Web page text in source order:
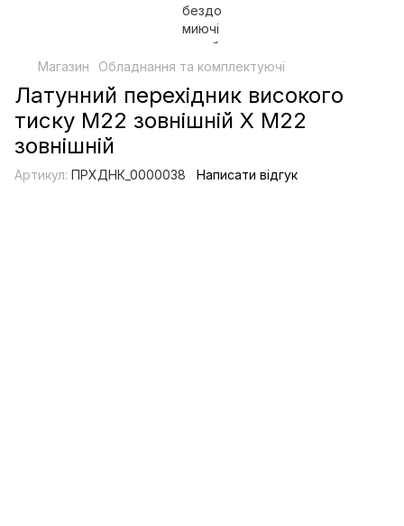
Магазин Обладнання та комплектуючі
Латунний перехідник високого
тиску М22 зовнішній Х М22
зовнішній
Артикул: ПРХДНК_0000038 Написати відгук